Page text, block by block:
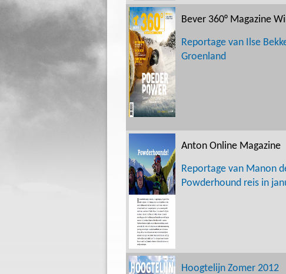
Bever 360° Magazine
Reportage van Ilse
Groenland
Anton Online Magazine
Reportage van Manon
Powderhound reis in
Hoogtelijn Zomer 2012